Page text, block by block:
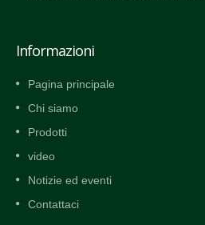
Informazioni
Pagina principale
Chi siamo
Prodotti
video
Notizie ed eventi
Contattaci